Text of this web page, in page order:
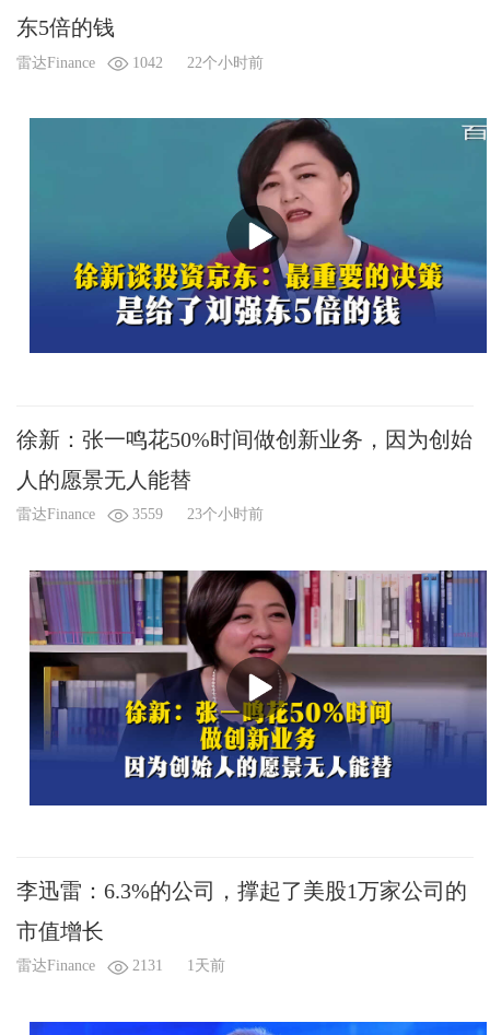
东5倍的钱
雷达Finance 1042 22个小时前
徐新：张一鸣花50%时间做创新业务，因为创始
人的愿景无人能替
雷达Finance 3559 23个小时前
李迅雷：6.3%的公司，撑起了美股1万家公司的
市值增长
雷达Finance 2131 1天前